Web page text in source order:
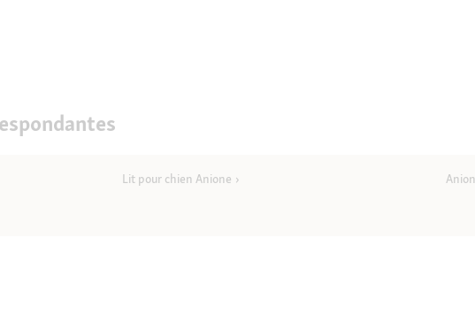
Lit pour chien Anione